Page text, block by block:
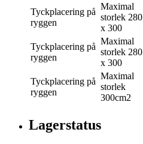
Tyckplacering på
ryggen
Maximal
storlek 280
x 300
Tyckplacering på
ryggen
Maximal
storlek 280
x 300
Tyckplacering på
ryggen
Maximal
storlek
300cm2
Lagerstatus